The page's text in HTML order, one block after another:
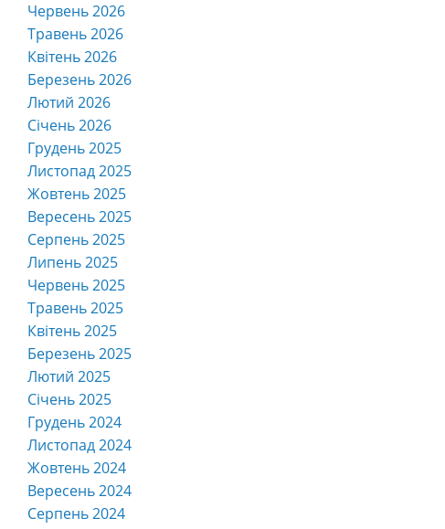
Червень 2026
Травень 2026
Квітень 2026
Березень 2026
Лютий 2026
Січень 2026
Грудень 2025
Листопад 2025
Жовтень 2025
Вересень 2025
Серпень 2025
Липень 2025
Червень 2025
Травень 2025
Квітень 2025
Березень 2025
Лютий 2025
Січень 2025
Грудень 2024
Листопад 2024
Жовтень 2024
Вересень 2024
Серпень 2024